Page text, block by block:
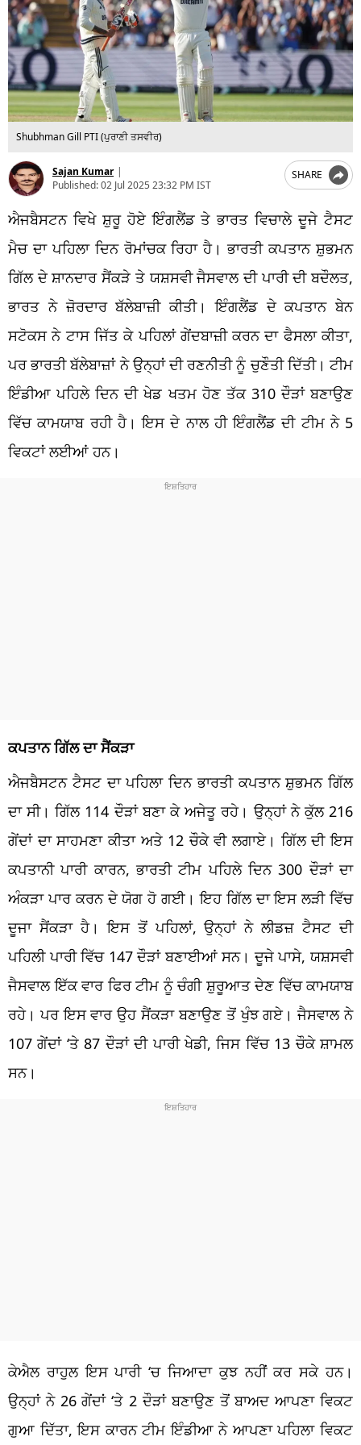
Shubhman Gill PTI (ਪੁਰਾਣੀ ਤਸਵੀਰ)
Sajan Kumar |
Published:02 Jul 2025 23:32 PM IST
SHARE
ਐਜਬੈਸਟਨ ਵਿਖੇ ਸ਼ੁਰੂ ਹੋਏ ਇੰਗਲੈਂਡ ਤੇ ਭਾਰਤ ਵਿਚਾਲੇ ਦੂਜੇ ਟੈਸਟ
ਮੈਚ ਦਾ ਪਹਿਲਾ ਦਿਨ ਰੋਮਾਂਚਕ ਰਿਹਾ ਹੈ। ਭਾਰਤੀ ਕਪਤਾਨ ਸ਼ੁਭਮਨ
ਗਿੱਲ ਦੇ ਸ਼ਾਨਦਾਰ ਸੈਂਕੜੇ ਤੇ ਯਸ਼ਸਵੀ ਜੈਸਵਾਲ ਦੀ ਪਾਰੀ ਦੀ ਬਦੌਲਤ,
ਭਾਰਤ ਨੇ ਜ਼ੋਰਦਾਰ ਬੱਲੇਬਾਜ਼ੀ ਕੀਤੀ। ਇੰਗਲੈਂਡ ਦੇ ਕਪਤਾਨ ਬੇਨ
ਸਟੋਕਸ ਨੇ ਟਾਸ ਜਿੱਤ ਕੇ ਪਹਿਲਾਂ ਗੇਂਦਬਾਜ਼ੀ ਕਰਨ ਦਾ ਫੈਸਲਾ ਕੀਤਾ,
ਪਰ ਭਾਰਤੀ ਬੱਲੇਬਾਜ਼ਾਂ ਨੇ ਉਨ੍ਹਾਂ ਦੀ ਰਣਨੀਤੀ ਨੂੰ ਚੁਣੌਤੀ ਦਿੱਤੀ। ਟੀਮ
ਇੰਡੀਆ ਪਹਿਲੇ ਦਿਨ ਦੀ ਖੇਡ ਖਤਮ ਹੋਣ ਤੱਕ 310 ਦੌੜਾਂ ਬਣਾਉਣ
ਵਿੱਚ ਕਾਮਯਾਬ ਰਹੀ ਹੈ। ਇਸ ਦੇ ਨਾਲ ਹੀ ਇੰਗਲੈਂਡ ਦੀ ਟੀਮ ਨੇ 5
ਵਿਕਟਾਂ ਲਈਆਂ ਹਨ।
ਕਪਤਾਨ ਗਿੱਲ ਦਾ ਸੈਂਕੜਾ
ਐਜਬੈਸਟਨ ਟੈਸਟ ਦਾ ਪਹਿਲਾ ਦਿਨ ਭਾਰਤੀ ਕਪਤਾਨ ਸ਼ੁਭਮਨ ਗਿੱਲ
ਦਾ ਸੀ। ਗਿੱਲ 114 ਦੌੜਾਂ ਬਣਾ ਕੇ ਅਜੇਤੂ ਰਹੇ। ਉਨ੍ਹਾਂ ਨੇ ਕੁੱਲ 216
ਗੇਂਦਾਂ ਦਾ ਸਾਹਮਣਾ ਕੀਤਾ ਅਤੇ 12 ਚੌਕੇ ਵੀ ਲਗਾਏ। ਗਿੱਲ ਦੀ ਇਸ
ਕਪਤਾਨੀ ਪਾਰੀ ਕਾਰਨ, ਭਾਰਤੀ ਟੀਮ ਪਹਿਲੇ ਦਿਨ 300 ਦੌੜਾਂ ਦਾ
ਅੰਕੜਾ ਪਾਰ ਕਰਨ ਦੇ ਯੋਗ ਹੋ ਗਈ। ਇਹ ਗਿੱਲ ਦਾ ਇਸ ਲੜੀ ਵਿੱਚ
ਦੂਜਾ ਸੈਂਕੜਾ ਹੈ। ਇਸ ਤੋਂ ਪਹਿਲਾਂ, ਉਨ੍ਹਾਂ ਨੇ ਲੀਡਜ਼ ਟੈਸਟ ਦੀ
ਪਹਿਲੀ ਪਾਰੀ ਵਿੱਚ 147 ਦੌੜਾਂ ਬਣਾਈਆਂ ਸਨ। ਦੂਜੇ ਪਾਸੇ, ਯਸ਼ਸਵੀ
ਜੈਸਵਾਲ ਇੱਕ ਵਾਰ ਫਿਰ ਟੀਮ ਨੂੰ ਚੰਗੀ ਸ਼ੁਰੂਆਤ ਦੇਣ ਵਿੱਚ ਕਾਮਯਾਬ
ਰਹੇ। ਪਰ ਇਸ ਵਾਰ ਉਹ ਸੈਂਕੜਾ ਬਣਾਉਣ ਤੋਂ ਖੁੰਝ ਗਏ। ਜੈਸਵਾਲ ਨੇ
107 ਗੇਂਦਾਂ ‘ਤੇ 87 ਦੌੜਾਂ ਦੀ ਪਾਰੀ ਖੇਡੀ, ਜਿਸ ਵਿੱਚ 13 ਚੌਕੇ ਸ਼ਾਮਲ
ਸਨ।
ਕੇਐਲ ਰਾਹੁਲ ਇਸ ਪਾਰੀ ‘ਚ ਜਿਆਦਾ ਕੁਝ ਨਹੀਂ ਕਰ ਸਕੇ ਹਨ।
ਉਨ੍ਹਾਂ ਨੇ 26 ਗੇਂਦਾਂ ‘ਤੇ 2 ਦੌੜਾਂ ਬਣਾਉਣ ਤੋਂ ਬਾਅਦ ਆਪਣਾ ਵਿਕਟ
ਗੁਆ ਦਿੱਤਾ, ਇਸ ਕਾਰਨ ਟੀਮ ਇੰਡੀਆ ਨੇ ਆਪਣਾ ਪਹਿਲਾ ਵਿਕਟ